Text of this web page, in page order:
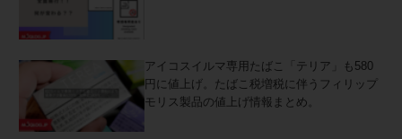
アイコスイルマ専用たばこ「テリア」も580
円に値上げ。たばこ税増税に伴うフィリップ
モリス製品の値上げ情報まとめ。